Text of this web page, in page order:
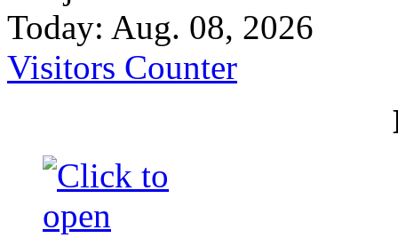
Today: Aug. 08, 2026
Visitors Counter